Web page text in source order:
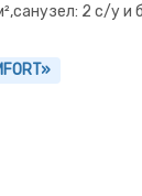
2 с/у и